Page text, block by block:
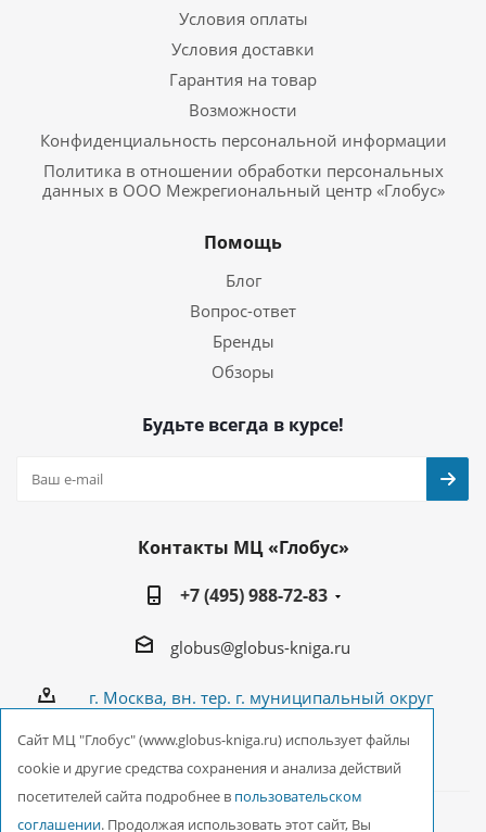
Условия оплаты
Условия доставки
Гарантия на товар
Возможности
Конфиденциальность персональной информации
Политика в отношении обработки персональных
данных в ООО Межрегиональный центр «Глобус»
Помощь
Блог
Вопрос-ответ
Бренды
Обзоры
Будьте всегда в курсе!
Контакты МЦ «Глобус»
+7 (495) 988-72-83
globus@globus-kniga.ru
г. Москва, вн. тер. г. муниципальный округ
Cайт МЦ "Глобус" (www.globus-kniga.ru) использует файлы
cookie и другие средства сохранения и анализа действий
посетителей сайта подробнее в пользовательском
соглашении. Продолжая использовать этот сайт, Вы